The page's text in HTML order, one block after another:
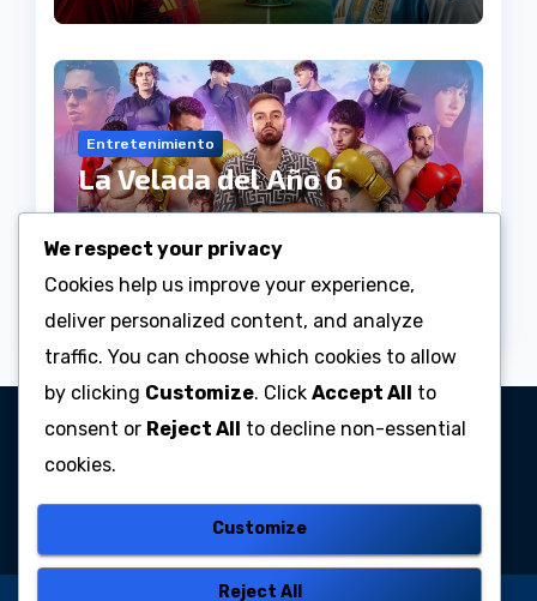
Entretenimiento
La Velada del Año 6
Rodriguez Barrera
Emisora Online
We respect your privacy
Cookies help us improve your experience,
deliver personalized content, and analyze
traffic. You can choose which cookies to allow
by clicking Customize. Click Accept All to
consent or Reject All to decline non-essential
cookies.
Customize
Reject All